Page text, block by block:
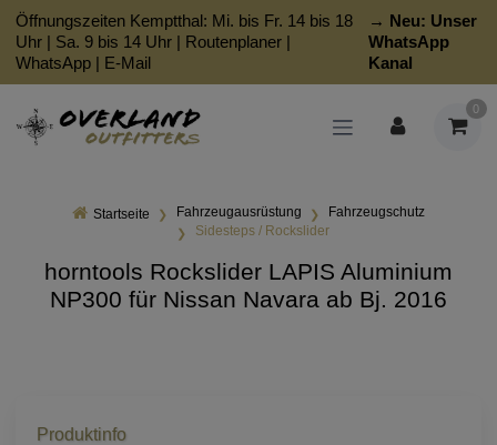
Öffnungszeiten Kemptthal: Mi. bis Fr. 14 bis 18
Uhr | Sa. 9 bis 14 Uhr | Routenplaner |
WhatsApp | E-Mail
→ Neu: Unser
WhatsApp
Kanal
0
Startseite Fahrzeugausrüstung
Fahrzeugschutz
Sidesteps / Rockslider
horntools Rockslider LAPIS Aluminium
NP300 für Nissan Navara ab Bj. 2016
Produktinfo